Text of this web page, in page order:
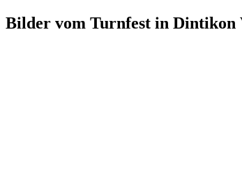
Bilder vom Turnfest in Dintikon